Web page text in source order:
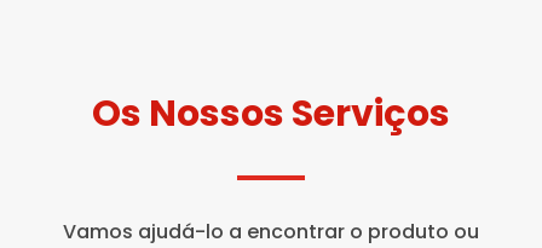
Os Nossos Serviços
Vamos ajudá-lo a encontrar o produto ou